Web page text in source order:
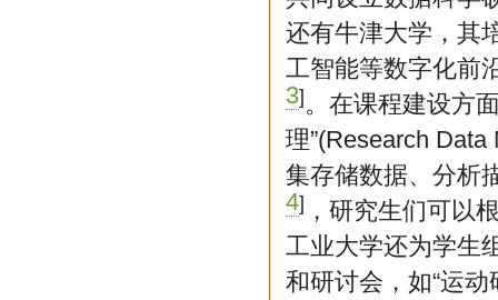
还有牛津大学，其
工智能等数字化前
3]。在课程建设方
理”(Research
集存储数据、分析
4] ，研究生们可以
工业大学还为学生
和研讨会，如“运动